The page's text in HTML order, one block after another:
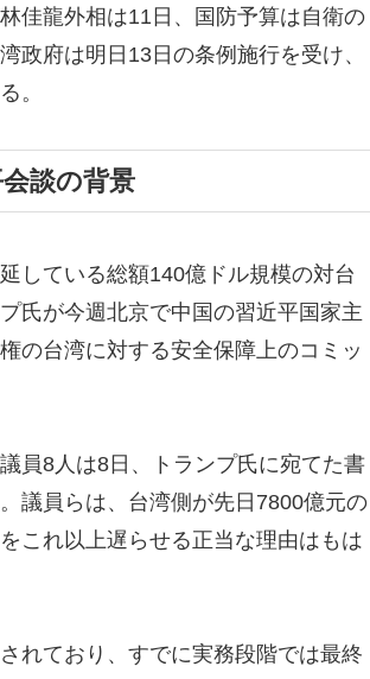
佳龍外相は11日、国防予算は自衛の
政府は明日13日の条例施行を受け、
。
談の背景
している総額140億ドル規模の対台
氏が今週北京で中国の習近平国家主
の台湾に対する安全保障上のコミッ
員8人は8日、トランプ氏に宛てた書
議員らは、台湾側が先日7800億元の
これ以上遅らせる正当な理由はもは
れており、すでに実務段階では最終